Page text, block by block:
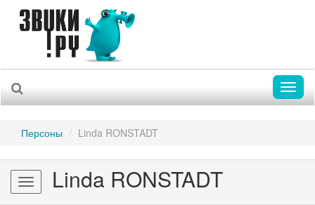
Персоны Linda RONSTADT
Toggle
navigation
Linda RONSTADT